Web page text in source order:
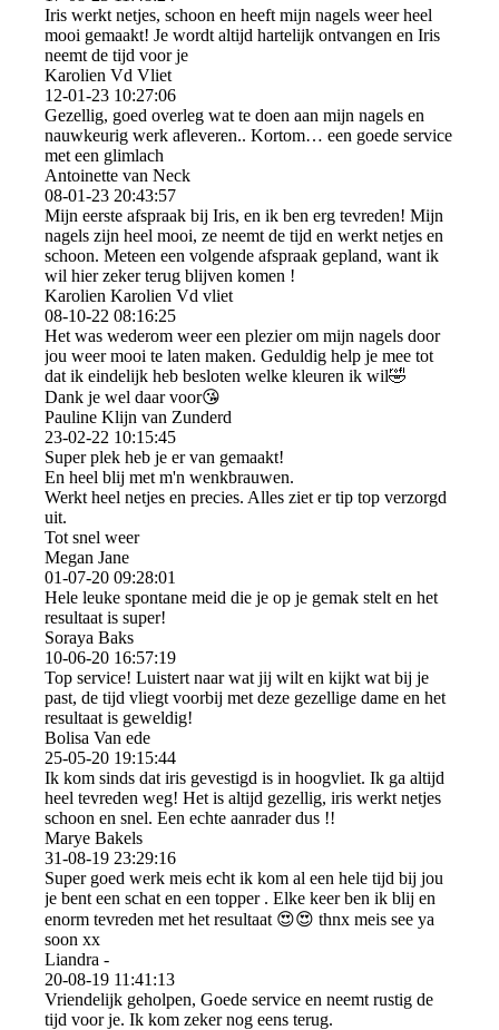
Iris werkt netjes, schoon en heeft mijn nagels weer heel
mooi gemaakt! Je wordt altijd hartelijk ontvangen en Iris
neemt de tijd voor je
Karolien Vd Vliet
12-01-23 10:27:06
Gezellig, goed overleg wat te doen aan mijn nagels en
nauwkeurig werk afleveren.. Kortom… een goede service
met een glimlach
Antoinette van Neck
08-01-23 20:43:57
Mijn eerste afspraak bij Iris, en ik ben erg tevreden! Mijn
nagels zijn heel mooi, ze neemt de tijd en werkt netjes en
schoon. Meteen een volgende afspraak gepland, want ik
wil hier zeker terug blijven komen !
Karolien Karolien Vd vliet
08-10-22 08:16:25
Het was wederom weer een plezier om mijn nagels door
jou weer mooi te laten maken. Geduldig help je mee tot
dat ik eindelijk heb besloten welke kleuren ik wil🤣
Dank je wel daar voor😘
Pauline Klijn van Zunderd
23-02-22 10:15:45
Super plek heb je er van gemaakt!
En heel blij met m'n wenkbrauwen.
Werkt heel netjes en precies. Alles ziet er tip top verzorgd
uit.
Tot snel weer
Megan Jane
01-07-20 09:28:01
Hele leuke spontane meid die je op je gemak stelt en het
resultaat is super!
Soraya Baks
10-06-20 16:57:19
Top service! Luistert naar wat jij wilt en kijkt wat bij je
past, de tijd vliegt voorbij met deze gezellige dame en het
resultaat is geweldig!
Bolisa Van ede
25-05-20 19:15:44
Ik kom sinds dat iris gevestigd is in hoogvliet. Ik ga altijd
heel tevreden weg! Het is altijd gezellig, iris werkt netjes
schoon en snel. Een echte aanrader dus !!
Marye Bakels
31-08-19 23:29:16
Super goed werk meis echt ik kom al een hele tijd bij jou
je bent een schat en een topper . Elke keer ben ik blij en
enorm tevreden met het resultaat 😍😍 thnx meis see ya
soon xx
Liandra -
20-08-19 11:41:13
Vriendelijk geholpen, Goede service en neemt rustig de
tijd voor je. Ik kom zeker nog eens terug.